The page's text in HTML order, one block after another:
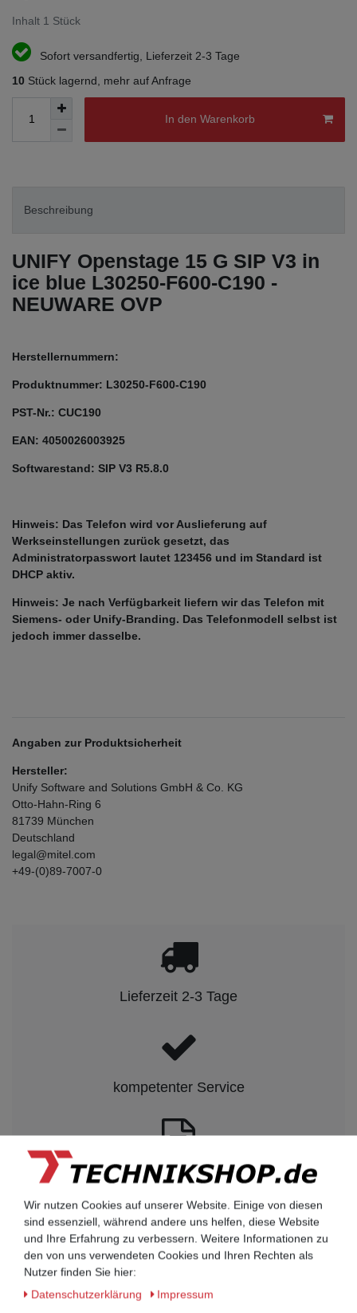
Inhalt 1 Stück
Sofort versandfertig, Lieferzeit 2-3 Tage
10 Stück lagernd, mehr auf Anfrage
In den Warenkorb
Beschreibung
UNIFY Openstage 15 G SIP V3 in
ice blue L30250-F600-C190 -
NEUWARE OVP
Herstellernummern:
Produktnummer: L30250-F600-C190
PST-Nr.: CUC190
EAN: 4050026003925
Softwarestand: SIP V3 R5.8.0
Hinweis: Das Telefon wird vor Auslieferung auf
Werkseinstellungen zurück gesetzt, das
Administratorpasswort lautet 123456 und im Standard ist
DHCP aktiv.
Hinweis: Je nach Verfügbarkeit liefern wir das Telefon mit
Siemens- oder Unify-Branding. Das Telefonmodell selbst ist
jedoch immer dasselbe.
Angaben zur Produktsicherheit
Hersteller:
Unify Software and Solutions GmbH & Co. KG
Otto-Hahn-Ring 6
81739 München
Deutschland
legal@mitel.com
+49-(0)89-7007-0
Lieferzeit 2-3 Tage
kompetenter Service
Rechnungskauf auf Anfrage möglich
Kauf auf Rechnung nach
vorheriger Absprache möglich.
Behörden, Banken, Firmen, Bestandskunden,
öffentliche & staatliche Einrichtungen, Schulen,
Universitäten und Institute können bei uns auf
Wir nutzen Cookies auf unserer Website. Einige von diesen
sind essenziell, während andere uns helfen, diese Website
und Ihre Erfahrung zu verbessern. Weitere Informationen zu
den von uns verwendeten Cookies und Ihren Rechten als
Nutzer finden Sie hier:
Daten­schutz­erklärung
Impressum